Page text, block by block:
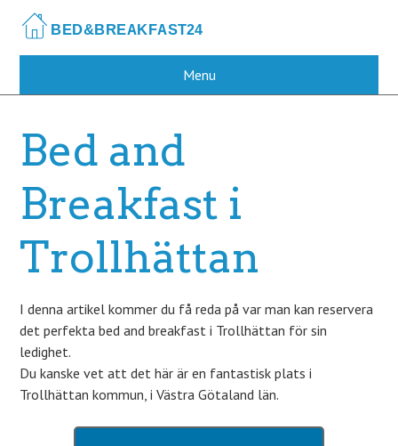
main
Menu
Bed and
Breakfast i
Trollhättan
I denna artikel kommer du få reda på var man kan reservera
det perfekta bed and breakfast i Trollhättan för sin
ledighet.
Du kanske vet att det här är en fantastisk plats i
Trollhättan kommun, i Västra Götaland län.